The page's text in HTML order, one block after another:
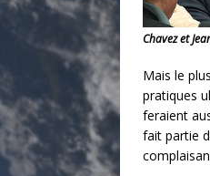
Chavez et
Mais le
pratiques
feraient
fait partie